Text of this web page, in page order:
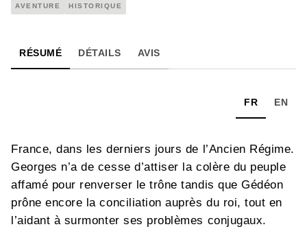
AVENTURE HISTORIQUE
RÉSUMÉ DÉTAILS AVIS
FR EN
France, dans les derniers jours de l’Ancien Régime.
Georges n’a de cesse d’attiser la colère du peuple
affamé pour renverser le trône tandis que Gédéon
prône encore la conciliation auprès du roi, tout en
l’aidant à surmonter ses problèmes conjugaux.